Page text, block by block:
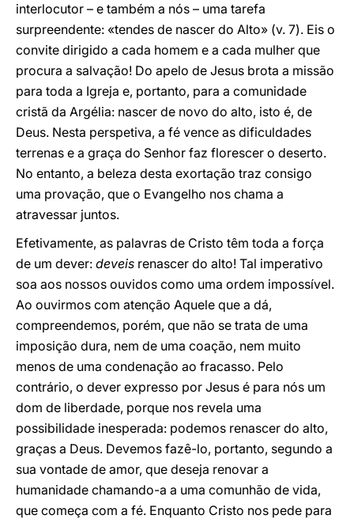
interlocutor – e também a nós – uma tarefa
surpreendente: «tendes de nascer do Alto» (v. 7). Eis o
convite dirigido a cada homem e a cada mulher que
procura a salvação! Do apelo de Jesus brota a missão
para toda a Igreja e, portanto, para a comunidade
cristã da Argélia: nascer de novo do alto, isto é, de
Deus. Nesta perspetiva, a fé vence as dificuldades
terrenas e a graça do Senhor faz florescer o deserto.
No entanto, a beleza desta exortação traz consigo
uma provação, que o Evangelho nos chama a
atravessar juntos.
Efetivamente, as palavras de Cristo têm toda a força
de um dever: deveis renascer do alto! Tal imperativo
soa aos nossos ouvidos como uma ordem impossível.
Ao ouvirmos com atenção Aquele que a dá,
compreendemos, porém, que não se trata de uma
imposição dura, nem de uma coação, nem muito
menos de uma condenação ao fracasso. Pelo
contrário, o dever expresso por Jesus é para nós um
dom de liberdade, porque nos revela uma
possibilidade inesperada: podemos renascer do alto,
graças a Deus. Devemos fazê-lo, portanto, segundo a
sua vontade de amor, que deseja renovar a
humanidade chamando-a a uma comunhão de vida,
que começa com a fé. Enquanto Cristo nos pede para